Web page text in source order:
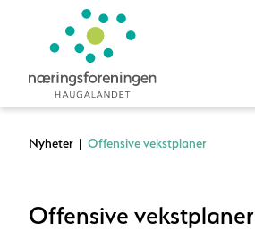
Nyheter | Offensive vekstplaner
Offensive vekstplaner